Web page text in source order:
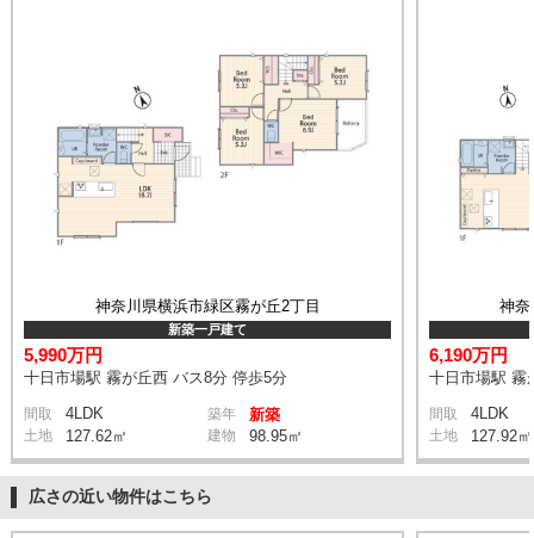
神奈川県横浜市緑区霧が丘2丁目
新築一戸建て
5,990万円
十日市場駅 霧が丘西 バス8分 停歩5分
間取 4LDK 築年 新築
土地 127.62㎡ 建物 98.95㎡
神奈
6,190万円
十日市場駅 霧
間取 4LDK
土地 127.92㎡
広さの近い物件はこちら